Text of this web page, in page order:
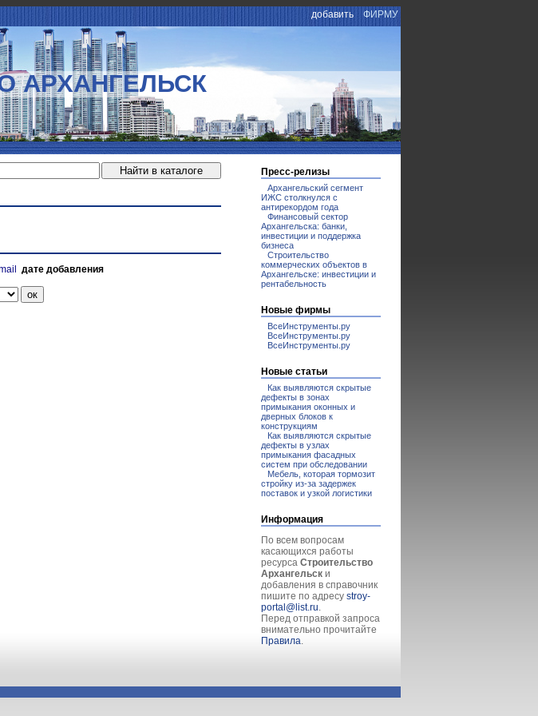
добавить ФИРМУ
АРХАНГЕЛЬСК
дате добавления
Пресс-релизы
Архангельский сегмент
ИЖС столкнулся с
антирекордом года
Финансовый сектор
Архангельска: банки,
инвестиции и поддержка
бизнеса
Строительство
коммерческих объектов в
Архангельске: инвестиции и
рентабельность
Новые фирмы
ВсеИнструменты.ру
ВсеИнструменты.ру
ВсеИнструменты.ру
Новые статьи
Как выявляются скрытые
дефекты в зонах
примыкания оконных и
дверных блоков к
конструкциям
Как выявляются скрытые
дефекты в узлах
примыкания фасадных
систем при обследовании
Мебель, которая тормозит
стройку из-за задержек
поставок и узкой логистики
Информация
По всем вопросам
касающихся работы
ресурса Строительство
Архангельск и
добавления в справочник
пишите по адресу stroy-
portal@list.ru.
Перед отправкой запроса
внимательно прочитайте
Правила.